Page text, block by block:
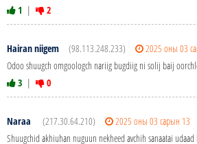
1 | 2
Hairan niigem (98.113.248.233)
2025 оны 03
Odoo shuugch omgoologch nariig bugdiig ni solij baij
3 | 0
Naraa (217.30.64.210)
2025 оны 03 сарын 13
Shuugchid akhiuhan nuguun nekheed avchih sanaatai udaad